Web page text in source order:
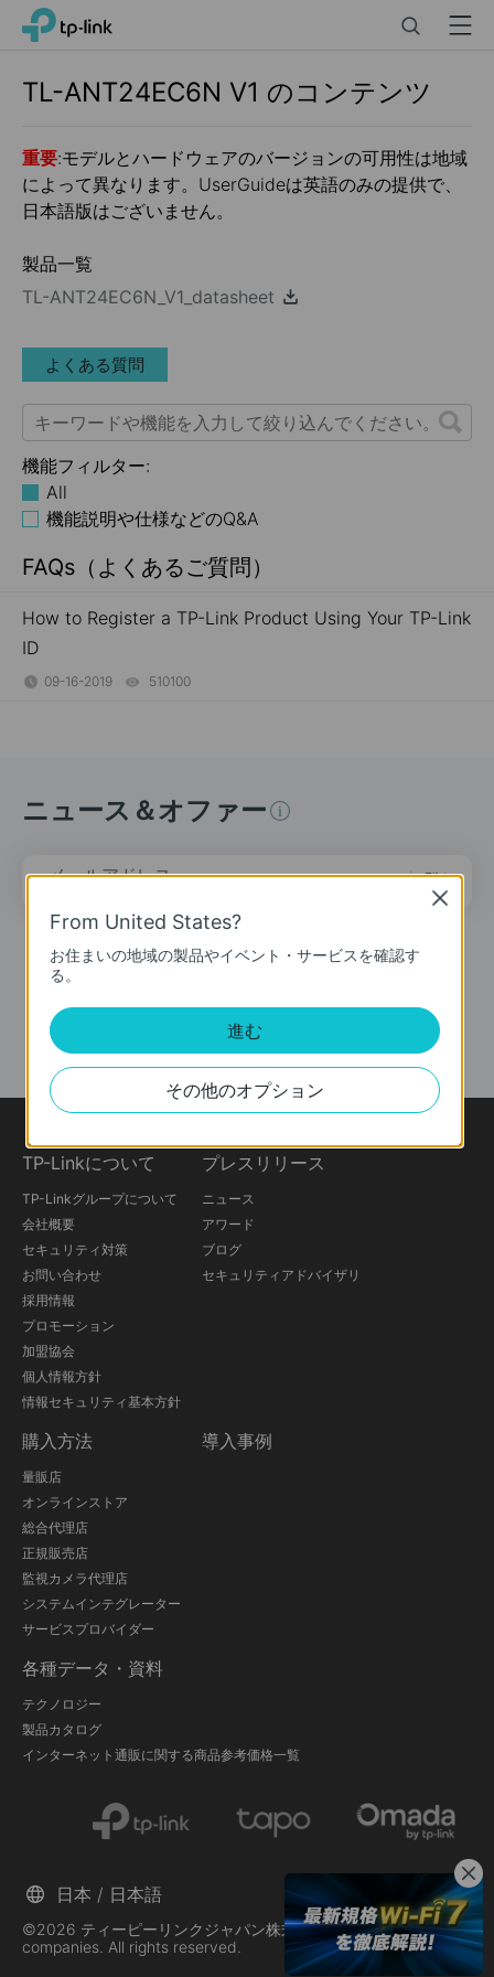
ClickTP-Link, Reliably Smart Menu
TL-ANT24EC6N V1 のコンテンツ
重要:モデルとハードウェアのバージョンの可用性は地域
によって異なります。UserGuideは英語のみの提供で、
日本語版はございません。
製品一覧
TL-ANT24EC6N_V1_datasheet
よくある質問
機能フィルター:
All
機能説明や仕様などのQ&A
FAQs（よくあるご質問）
How to Register a TP-Link Product Using Your TP-Link
ID
09-16-2019 510100
ニュース＆オファー
メールアドレス 登録
ソーシャルメディア
TP-Linkについて
TP-Linkグループについて
会社概要
セキュリティ対策
お問い合わせ
採用情報
プロモーション
加盟協会
個人情報方針
情報セキュリティ基本方針
プレスリリース
ニュース
アワード
ブログ
セキュリティアドバイザリ
購入方法
量販店
オンラインストア
総合代理店
正規販売店
監視カメラ代理店
システムインテグレーター
サービスプロバイダー
導入事例
各種データ・資料
テクノロジー
製品カタログ
インターネット通販に関する商品参考価格一覧
©2026 ティーピーリンクジャパン株式会社 and its affiliated
companies. All rights reserved.
日本 / 日本語
From United States?
お住まいの地域の製品やイベント・サービスを確認す
る。
進む
その他のオプション
Close